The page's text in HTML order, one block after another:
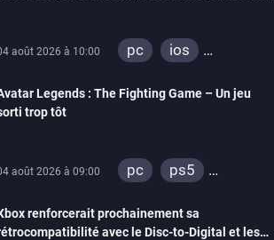
août 2026 à 10:00 pc
ios
Legends : The Fighting Game – Un jeu
trop tôt
août 2026 à 09:00 pc
ps5
switch
switch 2
renforcerait prochainement sa
avec le Disc-to-Digital et les